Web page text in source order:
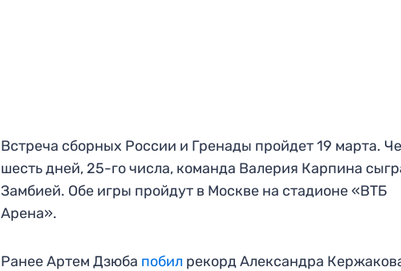
Встреча сборных России и Гренады пройдет 19 марта.
шесть дней, 25-го числа, команда Валерия Карпина
Замбией. Обе игры пройдут в Москве на стадионе «ВТБ
Арена».
Ранее Артем Дзюба побил рекорд Александра